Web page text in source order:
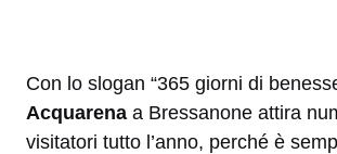
Con lo slogan “365 giorni di
Acquarena a Bressanone attira
visitatori tutto l’anno, perché è